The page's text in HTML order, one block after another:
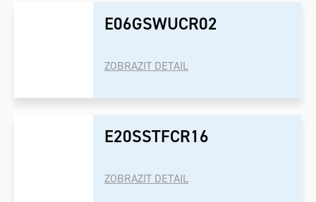
E06GSWUCR02
ZOBRAZIT DETAIL
E20SSTFCR16
ZOBRAZIT DETAIL